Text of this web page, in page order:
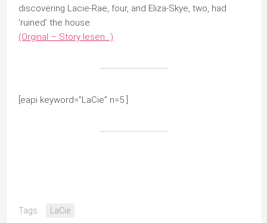
discovering Lacie-Rae, four, and Eliza-Skye, two, had
‘ruined’ the house.
(Orginal – Story lesen…)
[eapi keyword=”LaCie” n=5 ]
Tags: LaCie